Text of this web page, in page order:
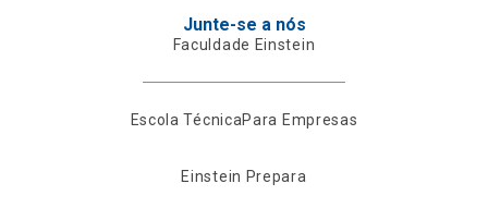
Junte-se a nós
Faculdade Einstein
Escola TécnicaPara Empresas
Einstein Prepara